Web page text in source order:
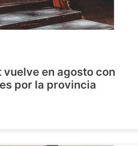
vuelve en agosto con
por la provincia